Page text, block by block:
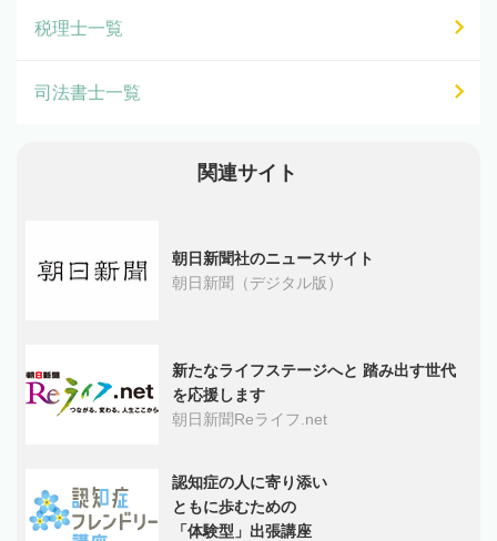
税理士一覧
司法書士一覧
関連サイト
朝日新聞社のニュースサイト
朝日新聞（デジタル版）
新たなライフステージへと 踏み出す世代
を応援します
朝日新聞Reライフ.net
認知症の人に寄り添い
ともに歩むための
「体験型」出張講座